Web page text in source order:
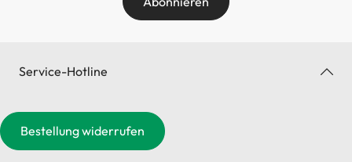
Service-Hotline
Bestellung widerrufen